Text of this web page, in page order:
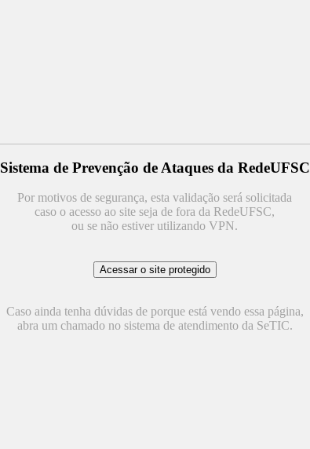
Sistema de Prevenção de Ataques da RedeUFSC
Por motivos de segurança, esta validação será solicitada
caso o acesso ao site seja de fora da RedeUFSC,
ou se não estiver utilizando VPN.
Caso ainda tenha dúvidas de porque está vendo essa página,
abra um chamado no sistema de atendimento da SeTIC.